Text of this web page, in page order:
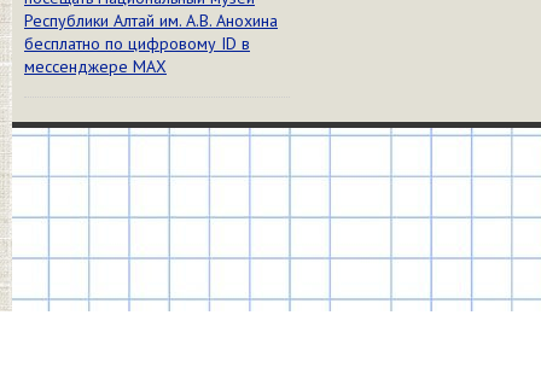
Республики Алтай им. А.В. Анохина
бесплатно по цифровому ID в
мессенджере МАХ